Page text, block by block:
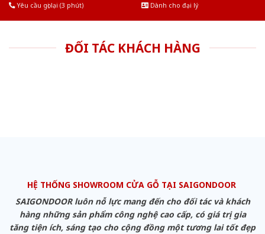
Yêu cầu gọi lại (3 phút)
Dành cho đại lý
ĐỐI TÁC KHÁCH HÀNG
HỆ THỐNG SHOWROOM CỬA GỖ TẠI SAIGONDOOR
SAIGONDOOR luôn nỗ lực mang đến cho đối tác và khách
hàng những sản phẩm công nghệ cao cấp, có giá trị gia
tăng tiện ích, sáng tạo cho cộng đồng một tương lai tốt đẹp